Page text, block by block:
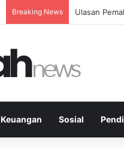
Breaking News Ulasan
Keuangan Sosial